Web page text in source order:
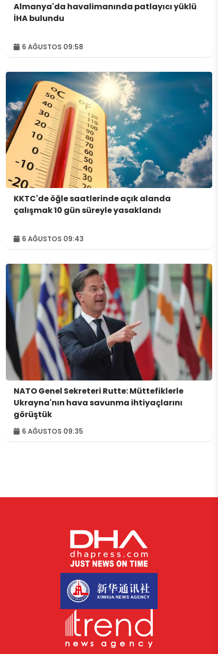
Almanya'da havalimanında patlayıcı yüklü
İHA bulundu
6 AĞUSTOS 09:58
KKTC'de öğle saatlerinde açık alanda
çalışmak 10 gün süreyle yasaklandı
6 AĞUSTOS 09:43
NATO Genel Sekreteri Rutte: Müttefiklerle
Ukrayna'nın hava savunma ihtiyaçlarını
görüştük
6 AĞUSTOS 09:35